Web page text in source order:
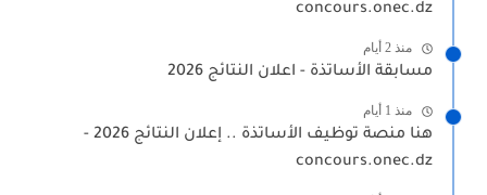
concours.onec.dz
منذ 2 أيام
مسابقة الأساتذة - اعلان النتائج 2026
منذ 1 أيام
هنا منصة توظيف الأساتذة .. إعلان النتائج 2026 -
concours.onec.dz